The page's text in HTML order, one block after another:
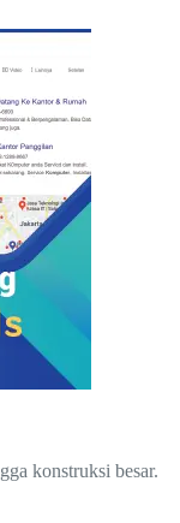
konstruksi besar.